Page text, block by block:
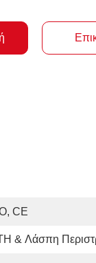
CE
& Λάσπη